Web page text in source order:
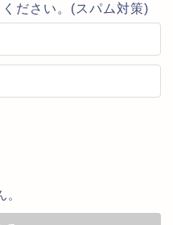
ださい。(スパム対策)